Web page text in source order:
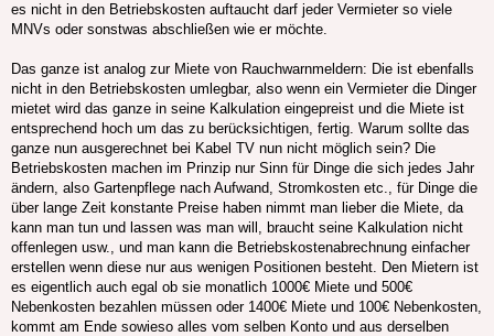
es nicht in den Betriebskosten auftaucht darf jeder Vermieter so viele
MNVs oder sonstwas abschließen wie er möchte.
Das ganze ist analog zur Miete von Rauchwarnmeldern: Die ist ebenfalls
nicht in den Betriebskosten umlegbar, also wenn ein Vermieter die Dinger
mietet wird das ganze in seine Kalkulation eingepreist und die Miete ist
entsprechend hoch um das zu berücksichtigen, fertig. Warum sollte das
ganze nun ausgerechnet bei Kabel TV nun nicht möglich sein? Die
Betriebskosten machen im Prinzip nur Sinn für Dinge die sich jedes Jahr
ändern, also Gartenpflege nach Aufwand, Stromkosten etc., für Dinge die
über lange Zeit konstante Preise haben nimmt man lieber die Miete, da
kann man tun und lassen was man will, braucht seine Kalkulation nicht
offenlegen usw., und man kann die Betriebskostenabrechnung einfacher
erstellen wenn diese nur aus wenigen Positionen besteht. Den Mietern ist
es eigentlich auch egal ob sie monatlich 1000€ Miete und 500€
Nebenkosten bezahlen müssen oder 1400€ Miete und 100€ Nebenkosten,
kommt am Ende sowieso alles vom selben Konto und aus derselben